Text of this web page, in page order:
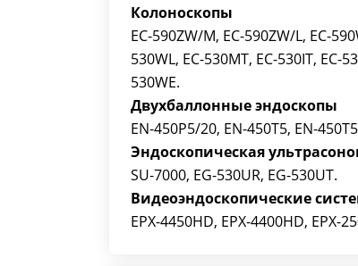
Колоноскопы
EC-590ZW/M, EC-590ZW/L, EC-
530WL, EC-530MT, EC-530IT, EC-
530WE.
Двухбаллонные эндоскопы
EN-450P5/20, EN-450T5, EN-
Эндоскопическая
SU-7000, EG-530UR, EG-530UT.
Видеоэндоскопические
EPX-4450HD, EPX-4400HD, EPX-